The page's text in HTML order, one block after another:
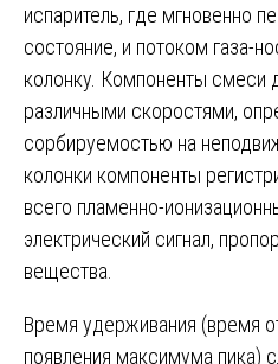
испаритель, где мгновенно
состояние, и потоком газа-
колонку. Компоненты смеси
различными скоростями,
сорбируемостью на
колонки компоненты
всего пламенно-
электрический сигнал,
вещества.
Время удерживания (время
появления максимума пика)